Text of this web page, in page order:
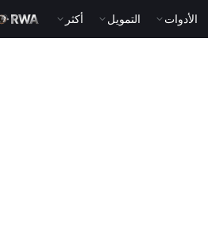
الأدوات التمويل أكثر